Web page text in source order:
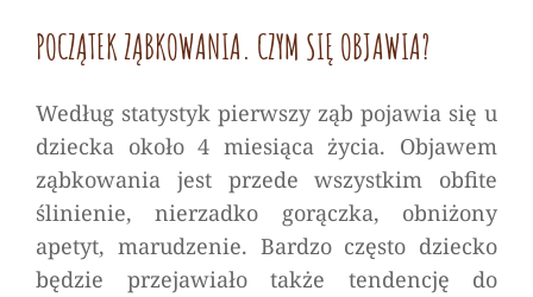
POCZĄTEK ZĄBKOWANIA. CZYM SIĘ OBJAWIA?
Według statystyk pierwszy ząb pojawia się u
dziecka około 4 miesiąca życia. Objawem
ząbkowania jest przede wszystkim obfite
ślinienie, nierzadko gorączka, obniżony
apetyt, marudzenie. Bardzo często dziecko
będzie przejawiało także tendencję do